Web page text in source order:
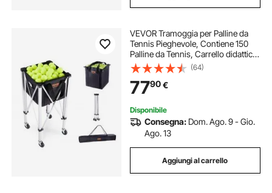
VEVOR Tramoggia per Palline da
Tennis Pieghevole, Contiene 150
Palline da Tennis, Carrello didattico
Sportivo Portatile in Lega di
Alluminio con Ruote, Borsa
(64)
7790€
Disponibile
Consegna: Dom. Ago. 9 - Gio.
Ago. 13
Aggiungi al carrello